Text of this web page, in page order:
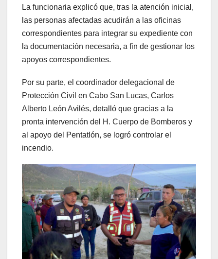
La funcionaria explicó que, tras la atención inicial,
las personas afectadas acudirán a las oficinas
correspondientes para integrar su expediente con
la documentación necesaria, a fin de gestionar los
apoyos correspondientes.
Por su parte, el coordinador delegacional de
Protección Civil en Cabo San Lucas, Carlos
Alberto León Avilés, detalló que gracias a la
pronta intervención del H. Cuerpo de Bomberos y
al apoyo del Pentatlón, se logró controlar el
incendio.